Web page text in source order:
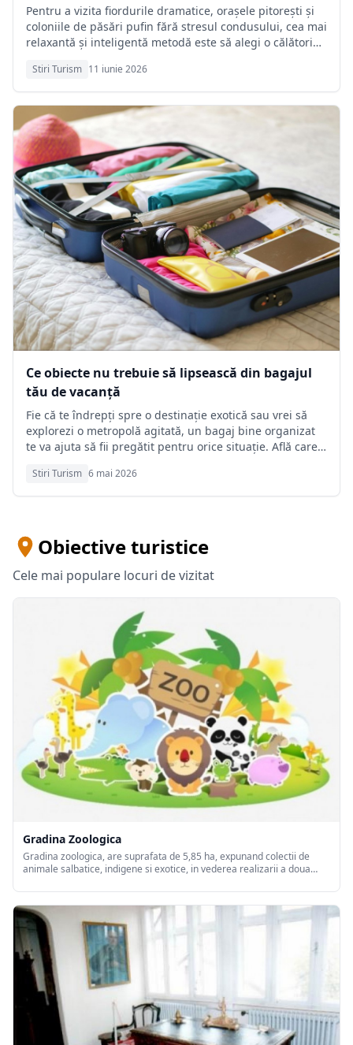
Pentru a vizita fiordurile dramatice, orașele pitorești și
coloniile de păsări pufin fără stresul condusului, cea mai
relaxantă și inteligentă metodă este să alegi o călătorie
lux, restaurante premium, divertisment de top și
oportunitatea de a te trezi în fiecare dimineață într-un
alt port islandez precum Akureyri sau Isafjördur, poți
analiza opțiunile de Croaziere în Islanda prin
intermediul rccl.ro.
Stiri Turism 11 iunie 2026
Ce obiecte nu trebuie să lipsească din bagajul
tău de vacanță
Fie că te îndrepți spre o destinație exotică sau vrei să
explorezi o metropolă agitată, un bagaj bine organizat
te va ajuta să fii pregătit pentru orice situație. Află care
lipsească niciodată din geanta ta de călătorie ...
Stiri Turism 6 mai 2026
Obiective turistice
Cele mai populare locuri de vizitat
Gradina Zoologica
Gradina zoologica, are suprafata de 5,85 ha, expunand colectii de
animale salbatice, indigene si exotice, in vederea realizarii a doua
recreerea publicului vizitator.